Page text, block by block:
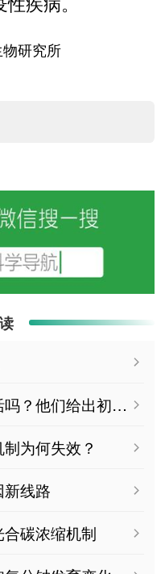
研究所
ꔷ 没有内含子真核生物能活吗？他们给出初步答案
为何失效？
线路
碳浓缩机制